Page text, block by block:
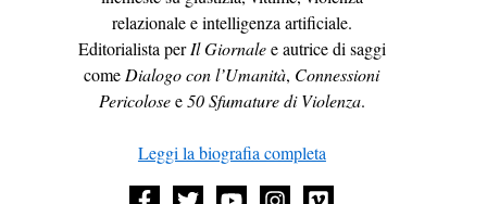
relazionale e intelligenza artificiale.
Editorialista perIl Giornalee autrice di saggi
come Dialogo con l’Umanità, Connessioni
Pericolosee50 Sfumature di Violenza.
Leggi la biografia completa